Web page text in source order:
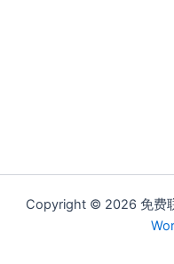
Copyright © 2026 免费